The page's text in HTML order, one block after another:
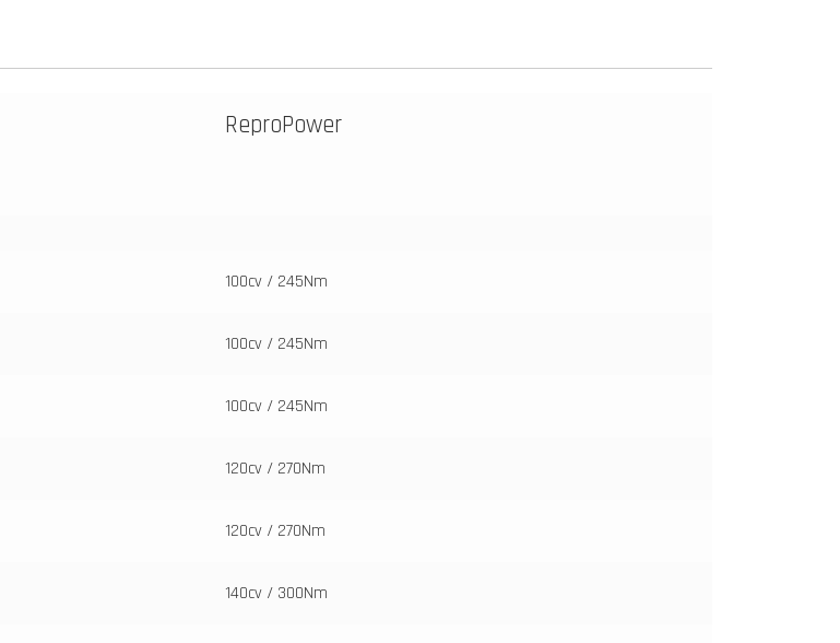
ReproPower
100cv / 245Nm
100cv / 245Nm
100cv / 245Nm
120cv / 270Nm
120cv / 270Nm
140cv / 300Nm